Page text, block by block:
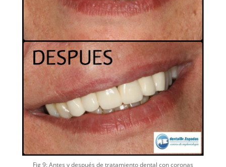
Fig 9: Antes y después de tratamiento dental con coronas